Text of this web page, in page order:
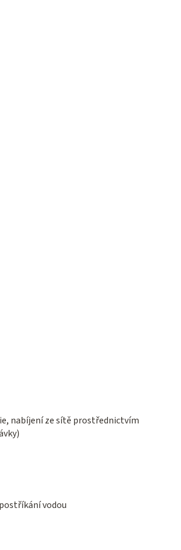
nabíjení ze sítě prostřednictvím
vodou